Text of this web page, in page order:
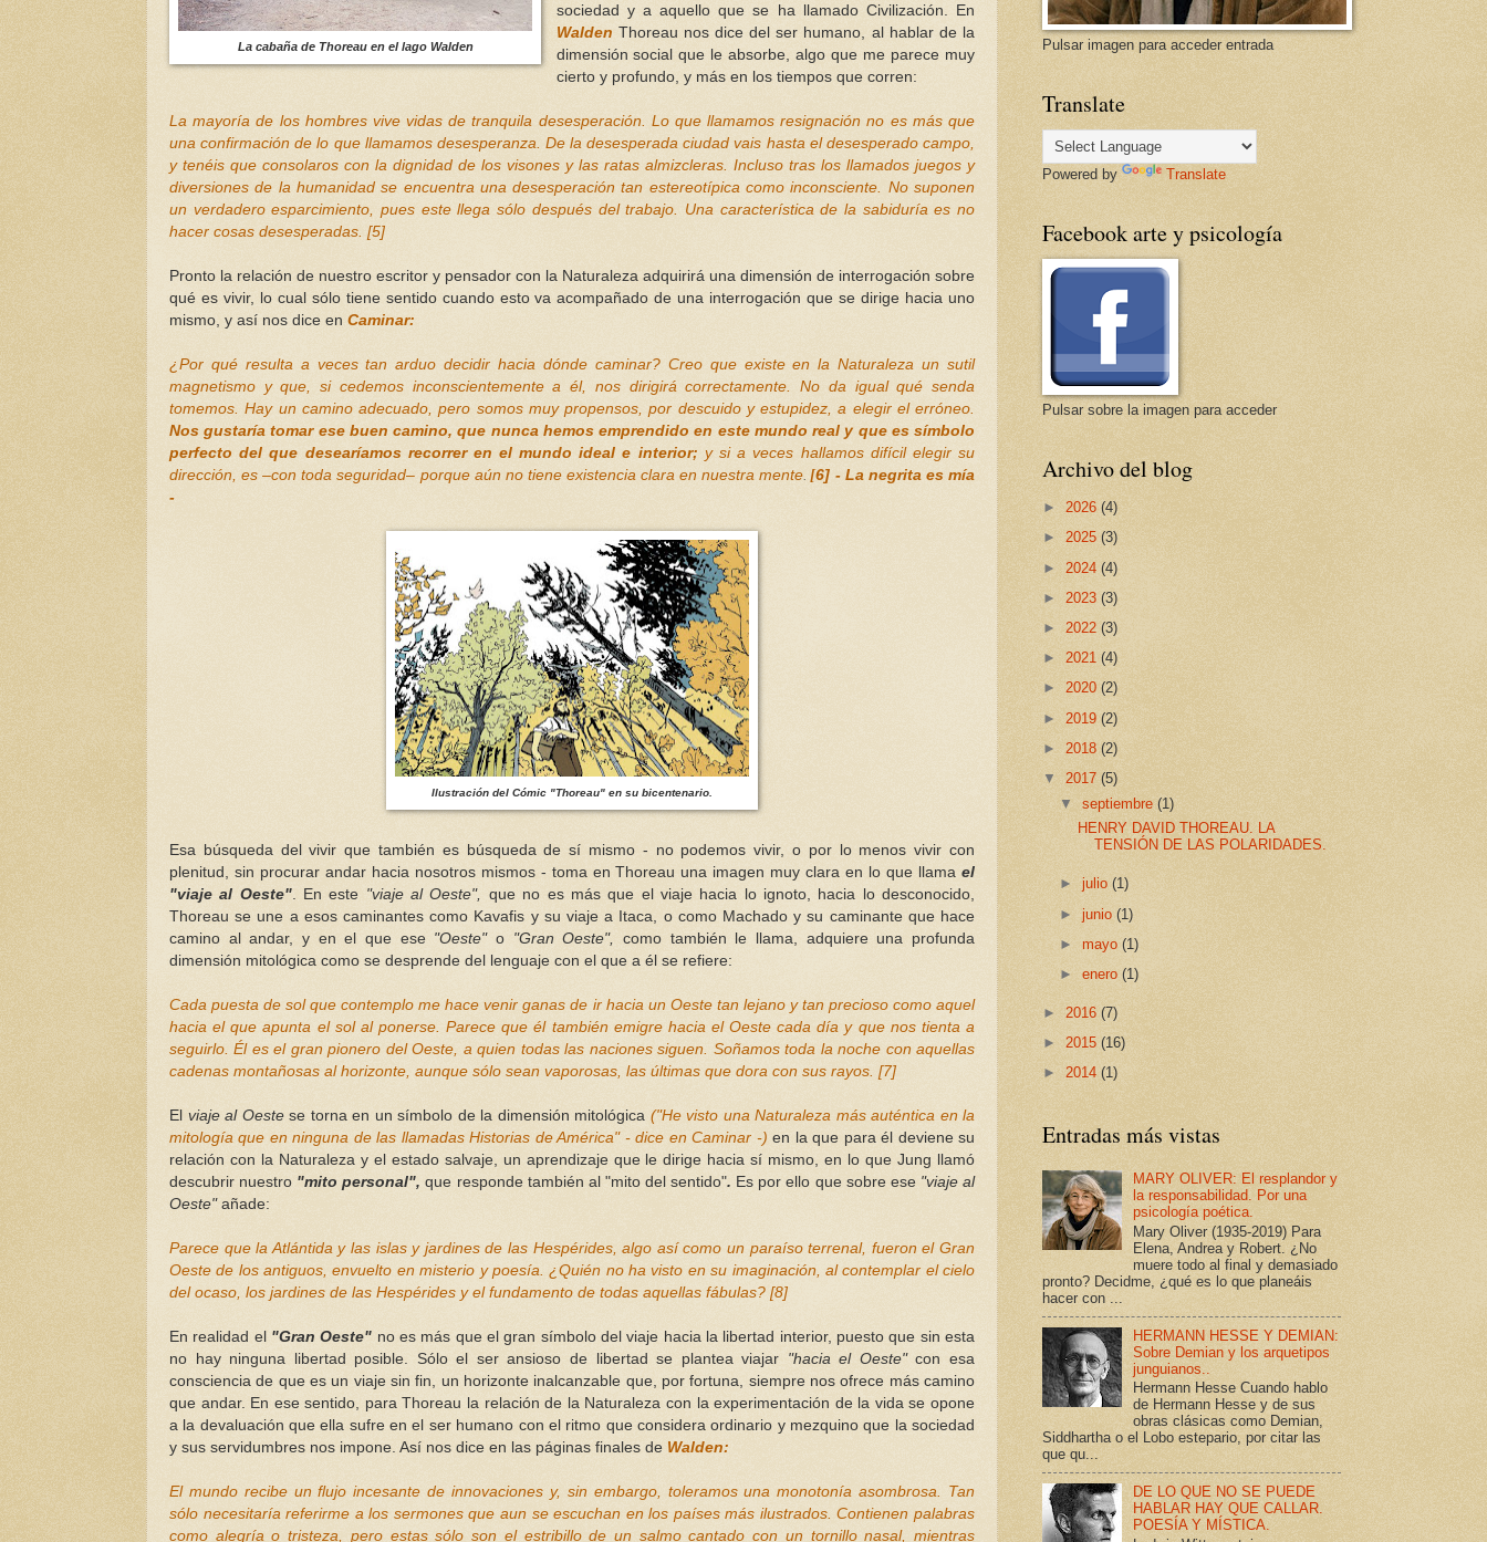
La cabaña de Thoreau en el lago Walden
sociedad y a aquello que se ha llamado Civilización. En
Walden Thoreau nos dice del ser humano, al hablar de la
dimensión social que le absorbe, algo que me parece muy
cierto y profundo, y más en los tiempos que corren:
La mayoría de los hombres vive vidas de tranquila desesperación. Lo que llamamos resignación no es más que
una confirmación de lo que llamamos desesperanza. De la desesperada ciudad vais hasta el desesperado campo,
y tenéis que consolaros con la dignidad de los visones y las ratas almizcleras. Incluso tras los llamados juegos y
diversiones de la humanidad se encuentra una desesperación tan estereotípica como inconsciente. No suponen
un verdadero esparcimiento, pues este llega sólo después del trabajo. Una característica de la sabiduría es no
hacer cosas desesperadas. [5]
Pronto la relación de nuestro escritor y pensador con la Naturaleza adquirirá una dimensión de interrogación sobre
qué es vivir, lo cual sólo tiene sentido cuando esto va acompañado de una interrogación que se dirige hacia uno
mismo, y así nos dice en Caminar:
¿Por qué resulta a veces tan arduo decidir hacia dónde caminar? Creo que existe en la Naturaleza un sutil
magnetismo y que, si cedemos inconscientemente a él, nos dirigirá correctamente. No da igual qué senda
tomemos. Hay un camino adecuado, pero somos muy propensos, por descuido y estupidez, a elegir el erróneo.
Nos gustaría tomar ese buen camino, que nunca hemos emprendido en este mundo real y que es símbolo
perfecto del que desearíamos recorrer en el mundo ideal e interior; y si a veces hallamos difícil elegir su
dirección, es –con toda seguridad– porque aún no tiene existencia clara en nuestra mente [6] - La negrita es mía
-
Ilustración del Cómic "Thoreau" en su bicentenario.
Esa búsqueda del vivir que también es búsqueda de sí mismo - no podemos vivir, o por lo menos vivir con
plenitud, sin procurar andar hacia nosotros mismos - toma en Thoreau una imagen muy clara en lo que llama el
"viaje al Oeste". En este "viaje al Oeste",
que no es más que el viaje hacia lo ignoto, hacia lo desconocido,
Thoreau se une a esos caminantes como Kavafis y su viaje a Itaca, o como Machado y su caminante que hace
camino al andar, y en el que ese "Oeste"o "Gran Oeste",
como también le llama, adquiere una profunda
dimensión mitológica como se desprende del lenguaje con el que a él se refiere:
Cada puesta de sol que contemplo me hace venir ganas de ir hacia un Oeste tan lejano y tan precioso como aquel
hacia el que apunta el sol al ponerse. Parece que él también emigre hacia el Oeste cada día y que nos tienta a
seguirlo. Él es el gran pionero del Oeste, a quien todas las naciones siguen. Soñamos toda la noche con aquellas
cadenas montañosas al horizonte, aunque sólo sean vaporosas, las últimas que dora con sus rayos. [7]
El viaje al Oeste se torna en un símbolo de la dimensión mitológica ("He visto una Naturaleza más auténtica en la
mitología que en ninguna de las llamadas Historias de América" - dice en Caminar -)en la que para él deviene su
relación con la Naturaleza y el estado salvaje, un aprendizaje que le dirige hacia sí mismo, en lo que Jung llamó
descubrir nuestro "mito personal",que responde también al "mito del sentido". Es por ello que sobre ese "viaje al
Oeste"añade:
Parece que la Atlántida y las islas y jardines de las Hespérides, algo así como un paraíso terrenal, fueron el Gran
Oeste de los antiguos, envuelto en misterio y poesía. ¿Quién no ha visto en su imaginación, al contemplar el cielo
del ocaso, los jardines de las Hespérides y el fundamento de todas aquellas fábulas? [8]
En realidad el "Gran Oeste" no es más que el gran símbolo del viaje hacia la libertad interior, puesto que sin esta
no hay ninguna libertad posible. Sólo el ser ansioso de libertad se plantea viajar "hacia el Oeste"con esa
consciencia de que es un viaje sin fin, un horizonte inalcanzable que, por fortuna, siempre nos ofrece más camino
que andar. En ese sentido, para Thoreau la relación de la Naturaleza con la experimentación de la vida se opone
a la devaluación que ella sufre en el ser humano con el ritmo que considera ordinario y mezquino que la sociedad
y sus servidumbres nos impone. Así nos dice en las páginas finales de Walden:
El mundo recibe un flujo incesante de innovaciones y, sin embargo, toleramos una monotonía asombrosa. Tan
sólo necesitaría referirme a los sermones que aun se escuchan en los países más ilustrados. Contienen palabras
como alegría o tristeza, pero estas sólo son el estribillo de un salmo cantado con un tornillo nasal, mientras
Pulsar imagen para acceder entrada
Translate
Powered by Translate
Facebook arte y psicología
Pulsar sobre la imagen para acceder
Archivo del blog
► 2026 (4)
► 2025 (3)
► 2024 (4)
► 2023 (3)
► 2022 (3)
► 2021 (4)
► 2020 (2)
► 2019 (2)
► 2018 (2)
▼ 2017 (5)
▼septiembre(1)
HENRY DAVID THOREAU. LA
TENSIÓN DE LAS POLARIDADES.
► julio(1)
►junio(1)
►mayo(1)
►enero(1)
► 2016 (7)
► 2015 (16)
► 2014 (1)
Entradas más vistas
MARY OLIVER: El resplandor y
la responsabilidad. Por una
psicología poética.
Mary Oliver (1935-2019) Para
Elena, Andrea y Robert. ¿No
muere todo al final y demasiado
pronto? Decidme, ¿qué es lo que planeáis
hacer con ...
HERMANN HESSE Y DEMIAN:
Sobre Demian y los arquetipos
junguianos..
Hermann Hesse Cuando hablo
de Hermann Hesse y de sus
obras clásicas como Demian,
Siddhartha o el Lobo estepario, por citar las
que qu...
DE LO QUE NO SE PUEDE
HABLAR HAY QUE CALLAR.
POESÍA Y MÍSTICA.